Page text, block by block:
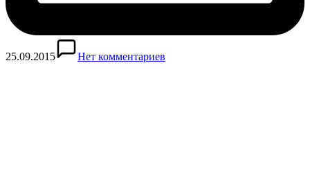
25.09.2015 Нет комментариев